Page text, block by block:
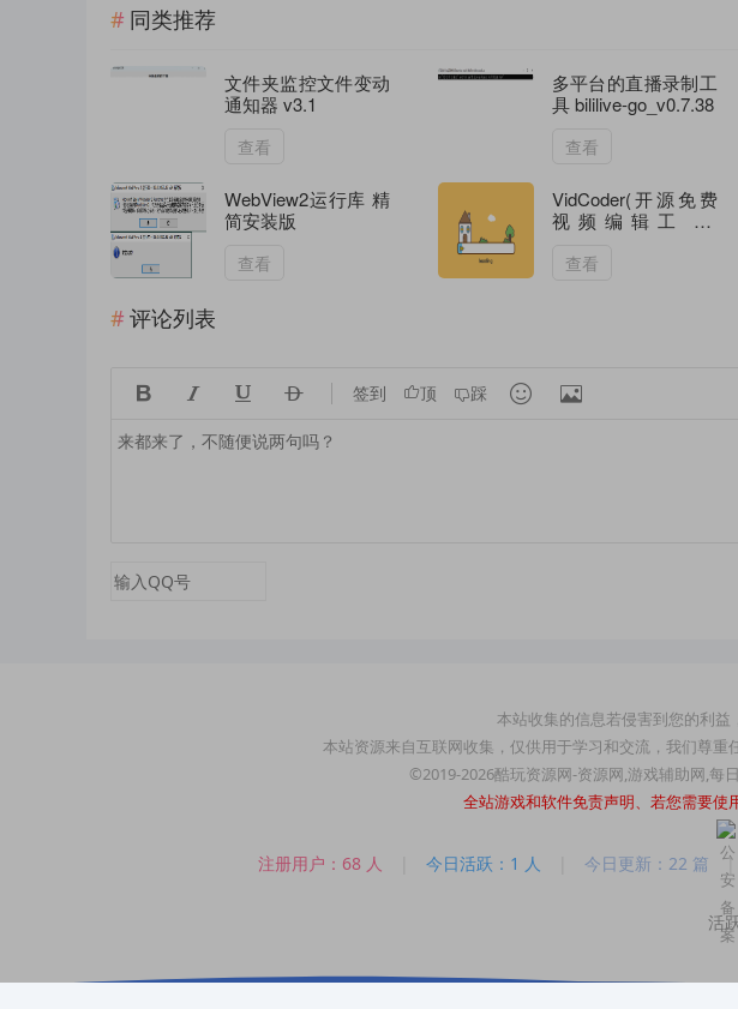
同类推荐
文件夹监控文件变动
通知器 v3.1
查看
多平台的直播录制工
具 bililive-go_v0.7.38
查看
WebView2运行库 精
简安装版
查看
VidCoder(开源免费
视频编辑工具)
携版
查看
评论列表
    签到 顶 踩  
本站收集的信息若侵害到您的利
本站资源来自互联网收集，仅供用于学习和交流，我们尊
©2019-2026酷玩资源网-资源网,游戏辅助网,每
全站游戏和软件免责声明、若您需要使
注册用户：68 人 今日活跃：1 人 今日更新：22 篇 |
活